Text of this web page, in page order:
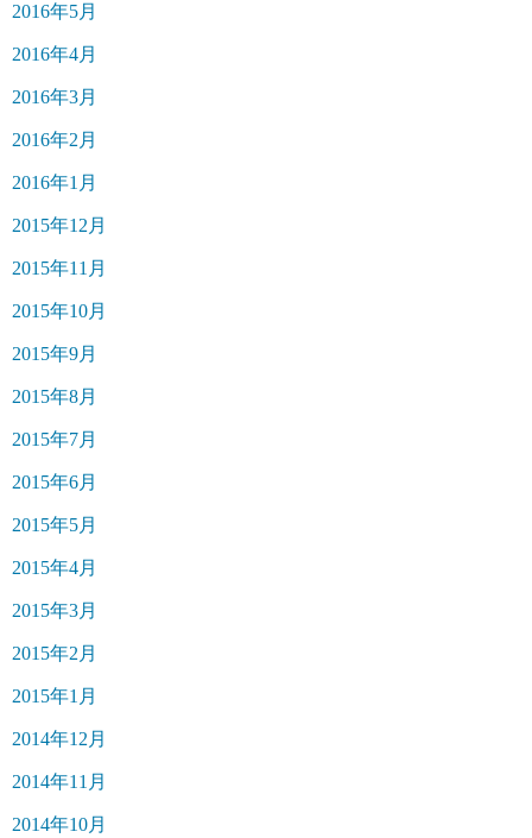
2016年5月
2016年4月
2016年3月
2016年2月
2016年1月
2015年12月
2015年11月
2015年10月
2015年9月
2015年8月
2015年7月
2015年6月
2015年5月
2015年4月
2015年3月
2015年2月
2015年1月
2014年12月
2014年11月
2014年10月